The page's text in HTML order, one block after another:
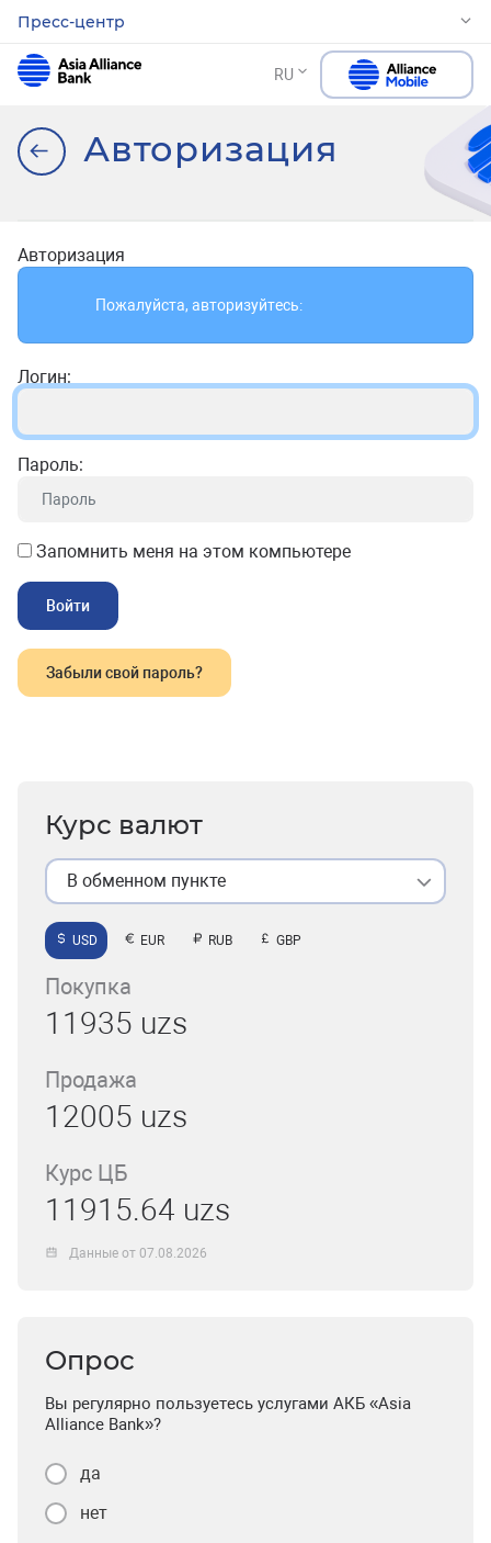
Пресс-центр
RU
Авторизация
Авторизация
Пожалуйста, авторизуйтесь:
Логин:
Пароль:
Запомнить меня на этом компьютере
Забыли свой пароль?
Курс валют
В обменном пункте
USD EUR RUB GBP
Покупка
11935 uzs
Продажа
12005 uzs
Курс ЦБ
11915.64 uzs
Данные от 07.08.2026
Опрос
Вы регулярно пользуетесь услугами АКБ «Asia
Alliance Bank»?
да
нет